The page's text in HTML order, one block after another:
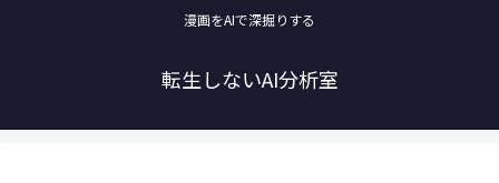
漫画をAIで深掘りする
転生しないAI分析室